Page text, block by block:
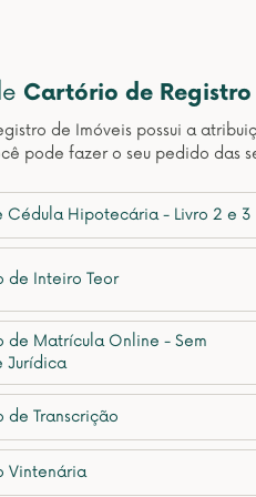
Cartório de Registro
de Imóveis possui a
pode fazer o seu pedido das
Cédula Hipotecária - Livro 2 e 3
de Inteiro Teor
de Matrícula Online - Sem
Jurídica
de Transcrição
Vintenária